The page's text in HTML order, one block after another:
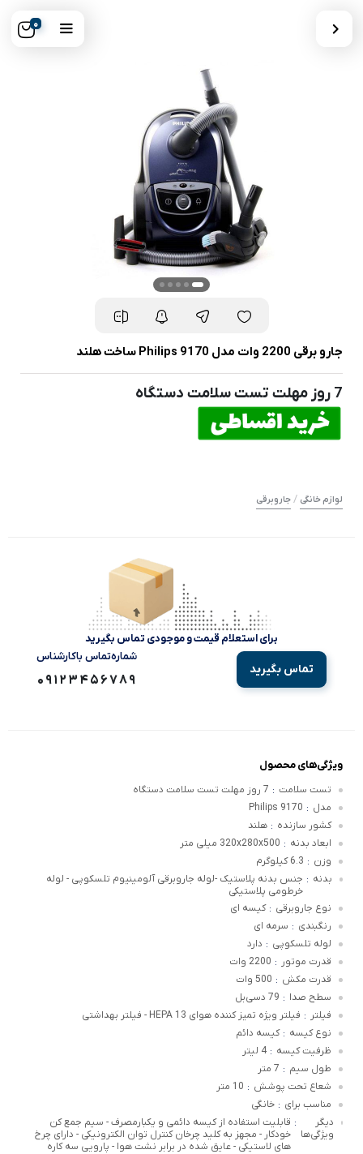
0
جارو برقی 2200 وات مدل Philips 9170 ساخت هلند
7 روز مهلت تست سلامت دستگاه
لوازم خانگی / جاروبرقی
برای استعلام قیمت و موجودی تماس بگیرید
تماس بگیرید
شماره‌تماس‌ با‌کارشناس
09123456789
ویژگی‌های محصول
تست سلامت : 7 روز مهلت تست سلامت دستگاه
مدل :
Philips 9170
کشور سازنده : هلند
ابعاد بدنه : 320x280x500 میلی متر
وزن : 6.3 کیلوگرم
بدنه : جنس بدنه پلاستیک -لوله جاروبرقی آلومینیوم تلسکوپی - لوله
خرطومی پلاستیکی
نوع جاروبرقی : کیسه ای
رنگبندی : سرمه ای
لوله تلسکوپی : دارد
قدرت موتور : 2200 وات
قدرت مکش : 500 وات
سطح صدا : 79 دسی‌بل
فیلتر : فیلتر ویژه تمیز کننده هوای 13 HEPA - فیلتر بهداشتی
نوع کیسه : کیسه دائم
ظرفیت کیسه : 4 لیتر
طول سیم : 7 متر
شعاع تحت پوشش : 10 متر
مناسب برای : خانگی
دیگر
ویژگی‌ها
: قابلیت استفاده از کیسه دائمی و یکبارمصرف - سیم جمع کن
خودکار - مجهز به کلید چرخان کنترل توان الکترونیکی - دارای چرخ
های لاستیکی - عایق شده در برابر نشت هوا - پارویی سه کاره